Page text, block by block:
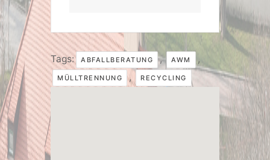
Tags: ABFALLBERATUNG , AWM ,
MÜLLTRENNUNG , RECYCLING